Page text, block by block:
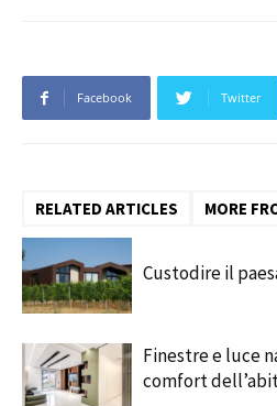
Facebook Twitter
RELATED ARTICLES MORE
Custodire il
Finestre e luce
comfort